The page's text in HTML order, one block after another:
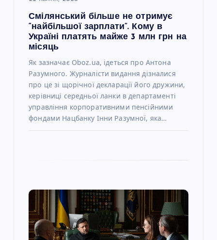
Смілянський більше не отримує
“найбільшої зарплати”. Кому в
Україні платять майже 3 млн грн на
місяць
Як зазначає Oboz.ua, ідеться про Антона
Разумного. Журналісти видання дізналися
про це зі щорічної декларації його дружини,
керівниці середньої ланки в департаменті
управління корпоративними пенсійними
фондами Нацбанку Інни Разумної, яка…